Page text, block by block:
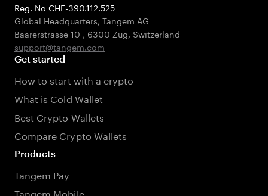
Reg. No CHE-390.112.525
Global Headquarters, Tangem AG
Baarerstrasse 10 , 6300 Zug, Switzerland
support@tangem.com
Get started
How to start with a crypto
What is Cold Wallet
Best Crypto Wallets
Compare Crypto Wallets
Products
Tangem Pay
Tangem Mobile